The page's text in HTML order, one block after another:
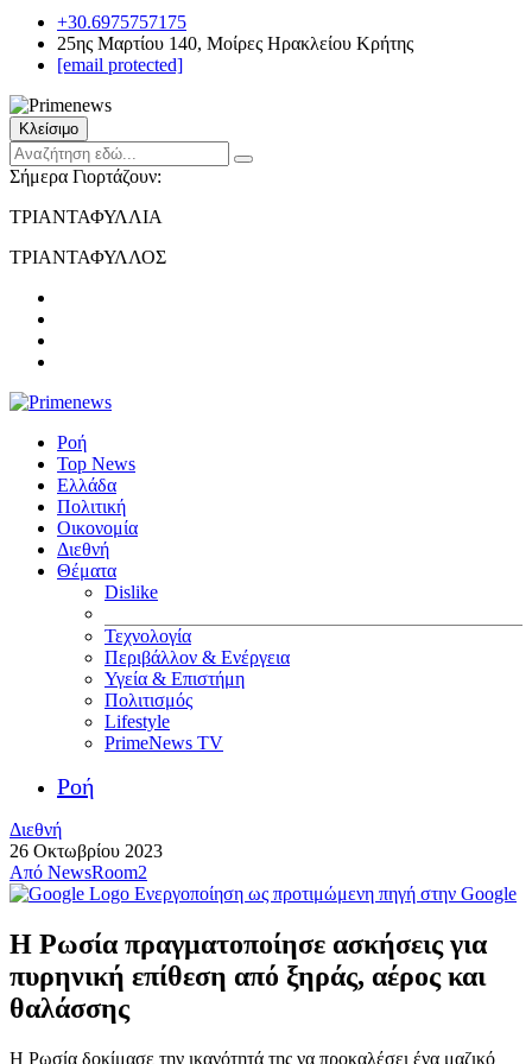
+30.6975757175
25ης Μαρτίου 140, Μοίρες Ηρακλείου Κρήτης
[email protected]
Κλείσιμο
Σήμερα Γιορτάζουν:
ΤΡΙΑΝΤΑΦΥΛΛΙΑ
ΤΡΙΑΝΤΑΦΥΛΛΟΣ
Ροή
Top News
Ελλάδα
Πολιτική
Οικονομία
Διεθνή
Θέματα
Dislike
Τεχνολογία
Περιβάλλον & Ενέργεια
Υγεία & Επιστήμη
Πολιτισμός
Lifestyle
PrimeNews TV
Ροή
Διεθνή
26 Οκτωβρίου 2023
Από NewsRoom2
Ενεργοποίηση ως προτιμώμενη πηγή στην Google
Η Ρωσία πραγματοποίησε ασκήσεις για
πυρηνική επίθεση από ξηράς, αέρος και
θαλάσσης
Η Ρωσία δοκίμασε την ικανότητά της να προκαλέσει ένα μαζικό